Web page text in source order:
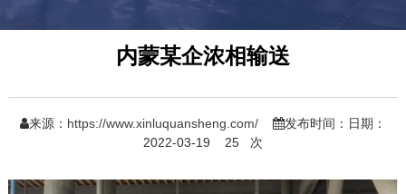
内蒙某企浓相输送
来源： https://www.xinluquansheng.com/
发布时间：日期：
2022-03-19
25 次